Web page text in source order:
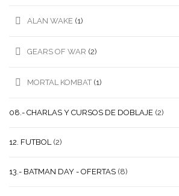
ALAN WAKE (1)
GEARS OF WAR (2)
MORTAL KOMBAT (1)
08.- CHARLAS Y CURSOS DE DOBLAJE (2)
12. FUTBOL (2)
13.- BATMAN DAY - OFERTAS (8)